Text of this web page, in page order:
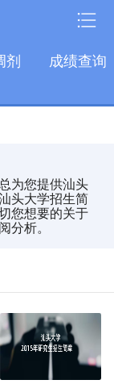
剂
成绩查询
为您提供汕头
头大学招生简
您想要的关于
分析。